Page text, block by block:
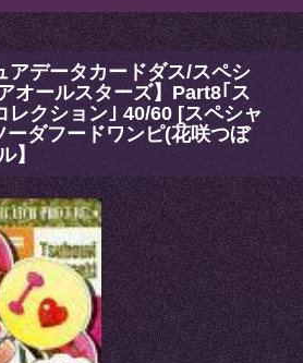
アデータカードダス/スペシ
オールスターズ】Part8｢ス
レクション｣ 40/60 [スペシャ
ダフードワンピ(花咲つぼ
】